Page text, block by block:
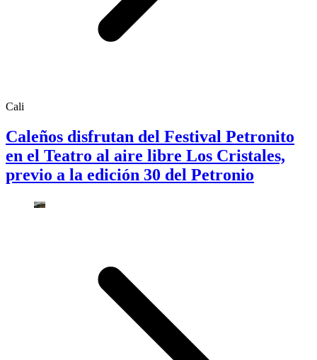
Cali
Caleños disfrutan del Festival Petronito
en el Teatro al aire libre Los Cristales,
previo a la edición 30 del Petronio